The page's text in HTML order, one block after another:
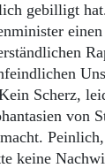
Start
wir sind
Ausgabe
Login
werden
Prämien
Archiv
gebilligt
Scherz,
von
keine